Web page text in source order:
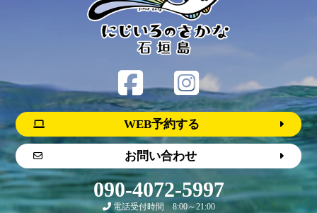
WEB予約する
お問い合わせ
090-4072-5997
電話受付時間 8:00～21:00